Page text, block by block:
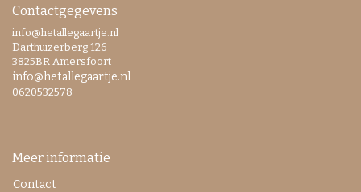
Contactgegevens
info@hetallegaartje.nl
Darthuizerberg 126
3825BR Amersfoort
info@hetallegaartje.nl
0620532578
Meer informatie
Contact